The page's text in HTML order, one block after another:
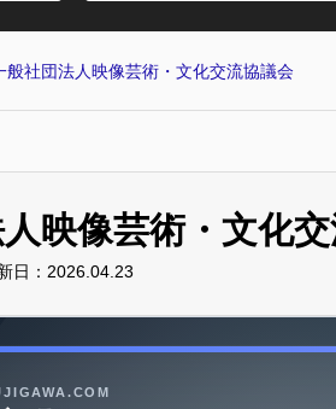
般社団法人映像芸術・文化交流協議会
映像芸術・文化
日：2026.04.23